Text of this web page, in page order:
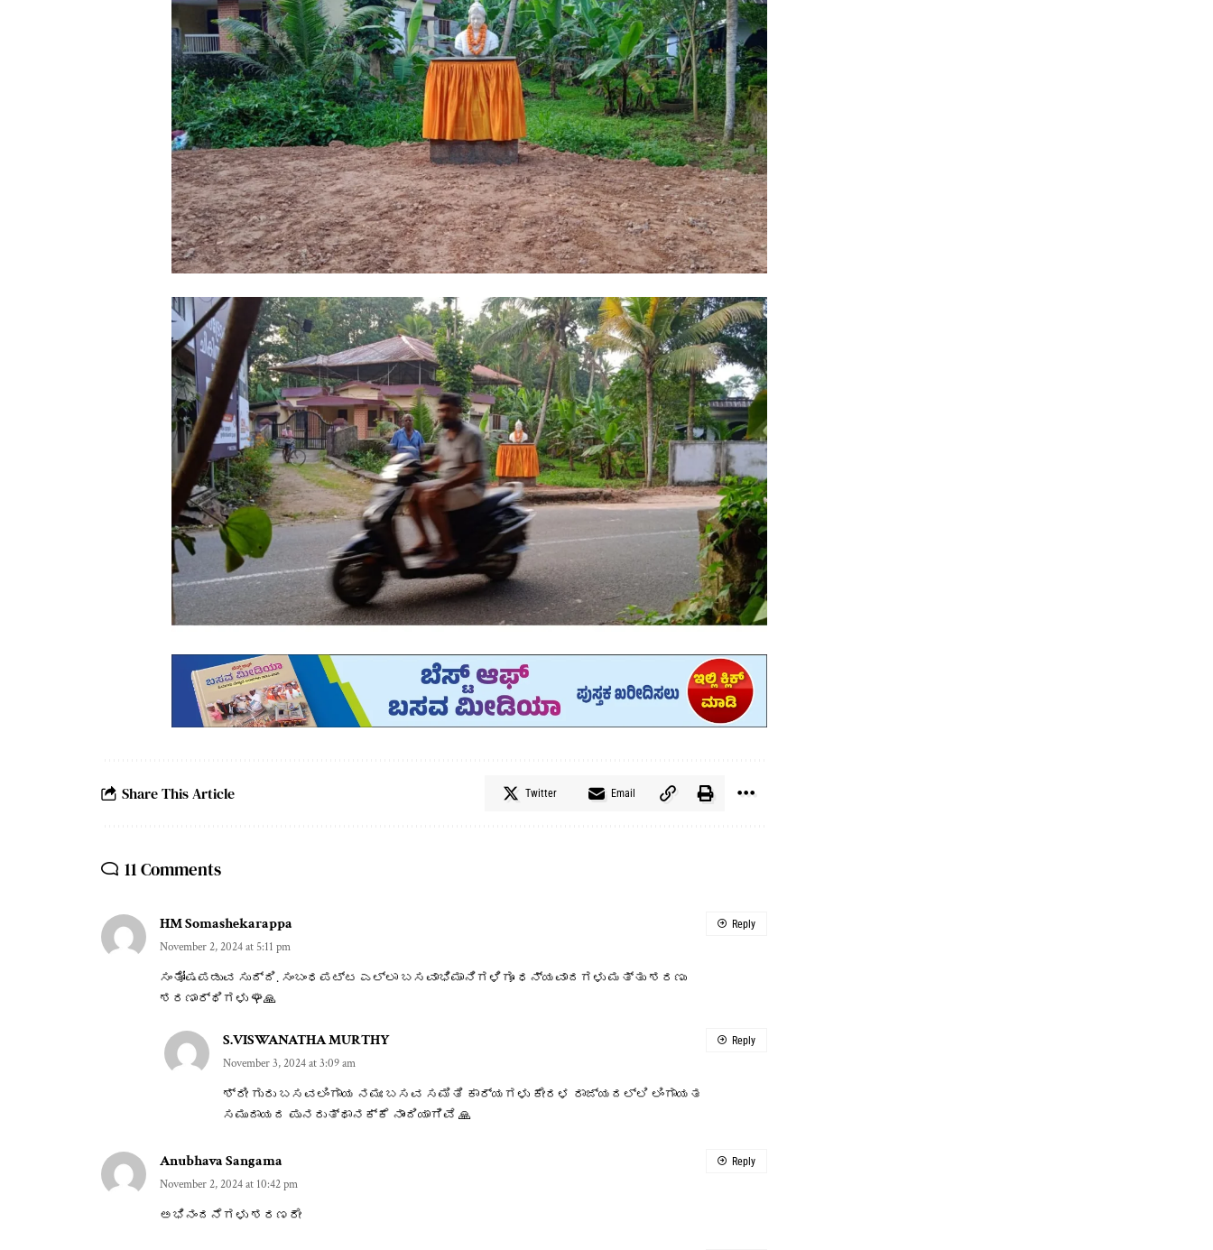
Share This Article Twitter Email
11 Comments
HM Somashekarappa
November 2, 2024 at 5:11 pm
ಸಂತೋಷಪಡುವ ಸುದ್ದಿ. ಸಂಬಂಧಪಟ್ಟ ಎಲ್ಲಾ ಬಸವಾಭಿಮಾನಿಗಳಿಗೂ ಧನ್ಯವಾದಗಳು ಮತ್ತು ಶರಣು
ಶರಣಾರ್ಥಿಗಳು 🌹🙏
Reply
S.VISWANATHA MURTHY
November 3, 2024 at 3:09 am
ಶ್ರೀ ಗುರು ಬಸವಲಿಂಗಾಯ ನಮಃ ಬಸವ ಸಮಿತಿ ಕಾರ್ಯಗಳು ಕೇರಳ ರಾಜ್ಯದಲ್ಲಿ ಲಿಂಗಾಯತ
ಸಮುದಾಯದ ಪುನರುತ್ಥಾನಕ್ಕೆ ನಾಂದಿಯಾಗಿವೆ 🙏
Reply
Anubhava Sangama
November 2, 2024 at 10:42 pm
ಅಭಿನಂದನೆಗಳು ಶರಣರೇ
Reply